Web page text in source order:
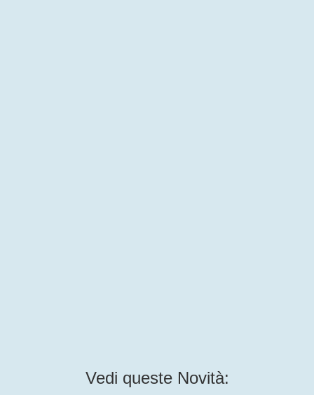
Vedi queste Novità: